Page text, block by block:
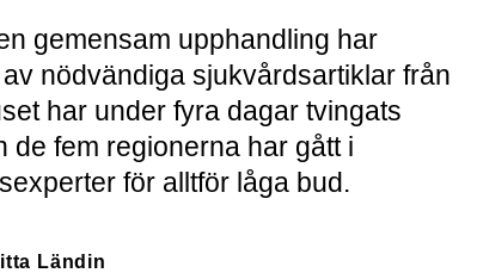
gemensam upphandling har
nödvändiga sjukvårdsartiklar från
har under fyra dagar tvingats
de fem regionerna har gått i
för alltför låga bud.
Ländin